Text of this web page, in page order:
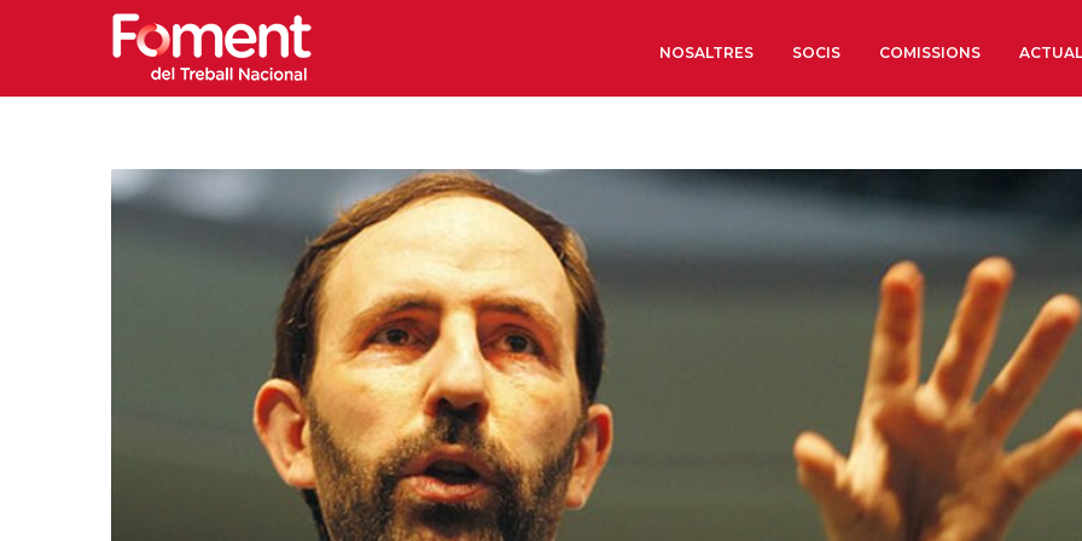
NOSALTRES
Òrgans de Govern
Estructura Executiva
Institut d’Estudis
Societat Barcelonesa
Econòmics i Socials
Organitzacions
Organitzacions
Coneix més
SOCIS COMISSIONS